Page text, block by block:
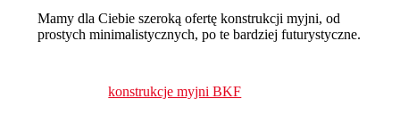
Mamy dla Ciebie szeroką ofertę konstrukcji myjni, od
prostych minimalistycznych, po te bardziej futurystyczne.
konstrukcje myjni BKF